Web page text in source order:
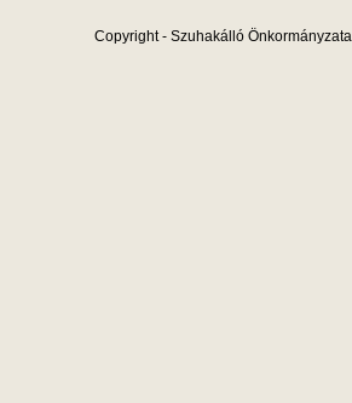
Copyright - Szuhakálló Önkormányzata